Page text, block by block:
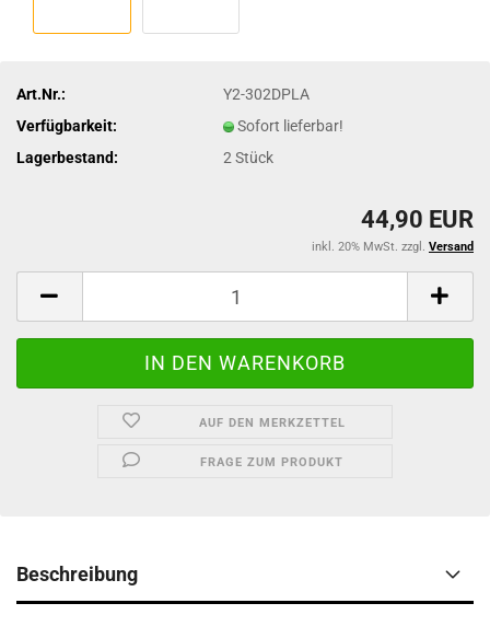
Art.Nr.:
Y2-302DPLA
Verfügbarkeit:
Sofort lieferbar!
Lagerbestand:
2Stück
44,90 EUR
inkl. 20% MwSt. zzgl. Versand
AUF DEN MERKZETTEL
FRAGE ZUM PRODUKT
Beschreibung